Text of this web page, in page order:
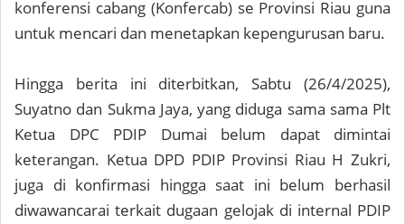
konferensi cabang (Konfercab) se Provinsi Riau guna
untuk mencari dan menetapkan kepengurusan baru.
Hingga berita ini diterbitkan, Sabtu (26/4/2025),
Suyatno dan Sukma Jaya, yang diduga sama sama Plt
Ketua DPC PDIP Dumai belum dapat dimintai
keterangan. Ketua DPD PDIP Provinsi Riau H Zukri,
juga di konfirmasi hingga saat ini belum berhasil
diwawancarai terkait dugaan gelojak di internal PDIP